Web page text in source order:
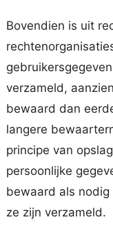
Bovendien is uit
verzameld,
bewaard dan
langere
principe van
persoonlijke
bewaard als
ze zijn verzameld.